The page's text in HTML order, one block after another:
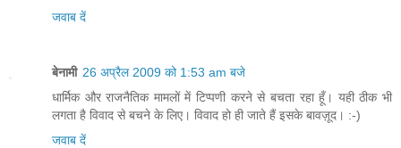
जवाब दें
बेनामी 26 अप्रैल 2009 को 1:53 am बजे
धार्मिक और राजनैतिक मामलों में टिप्पणी करने से बचता रहा हूँ। यही ठीक भी
लगता है विवाद से बचने के लिए। विवाद हो ही जाते हैं इसके बावज़ूद। :-)
जवाब दें